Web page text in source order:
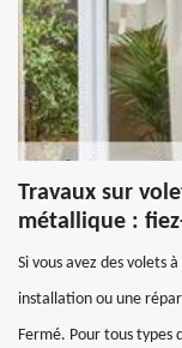
Travaux sur
métallique :
Si vous avez des volets
installation ou une
Fermé. Pour tous types